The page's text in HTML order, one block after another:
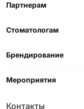
Партнерам
Стоматологам
Брендирование
Мероприятия
Контакты